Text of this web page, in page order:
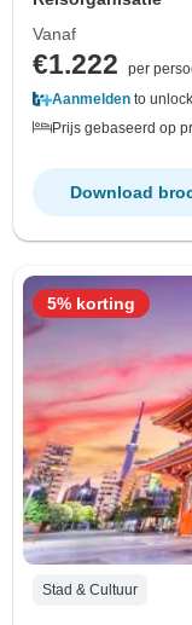
Vanaf
€1.222
per
Aanmelden to
Prijs gebaseerd op
Download
Stad & Cultuur
5% korting